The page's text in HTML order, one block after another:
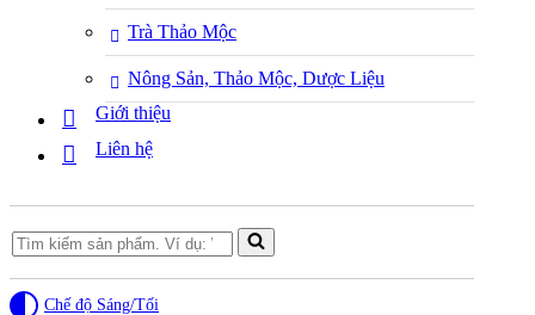
Trà Thảo Mộc
Nông Sản, Thảo Mộc, Dược Liệu
Giới thiệu
Liên hệ
Search
for...
Chế độ Sáng/Tối